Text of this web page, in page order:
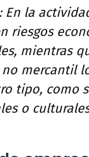
En la
riesgos
mientras
mercantil
tipo, como
o